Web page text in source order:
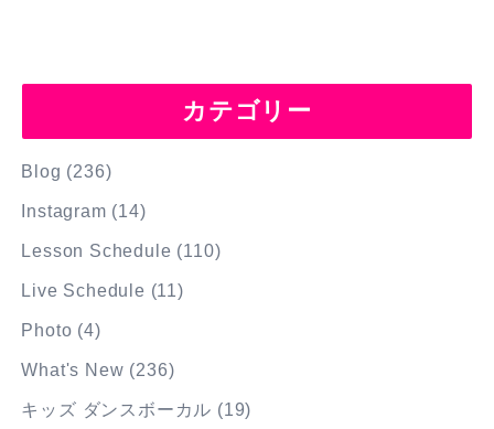
カテゴリー
Blog (236)
Instagram (14)
Lesson Schedule (110)
Live Schedule (11)
Photo (4)
What's New (236)
キッズ ダンスボーカル (19)